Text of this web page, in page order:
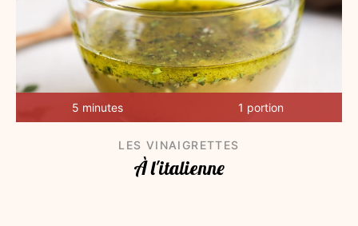
5 minutes 1 portion
LES VINAIGRETTES
À l'italienne